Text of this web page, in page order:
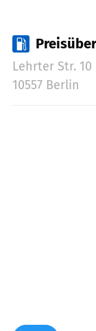
Lehrter Str. 10
10557 Berlin